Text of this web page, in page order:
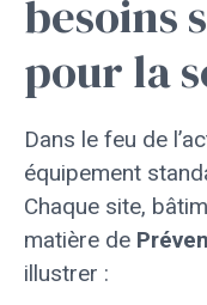
besoins
pour la
Dans le feu de
équipement
Chaque site,
matière de
illustrer :